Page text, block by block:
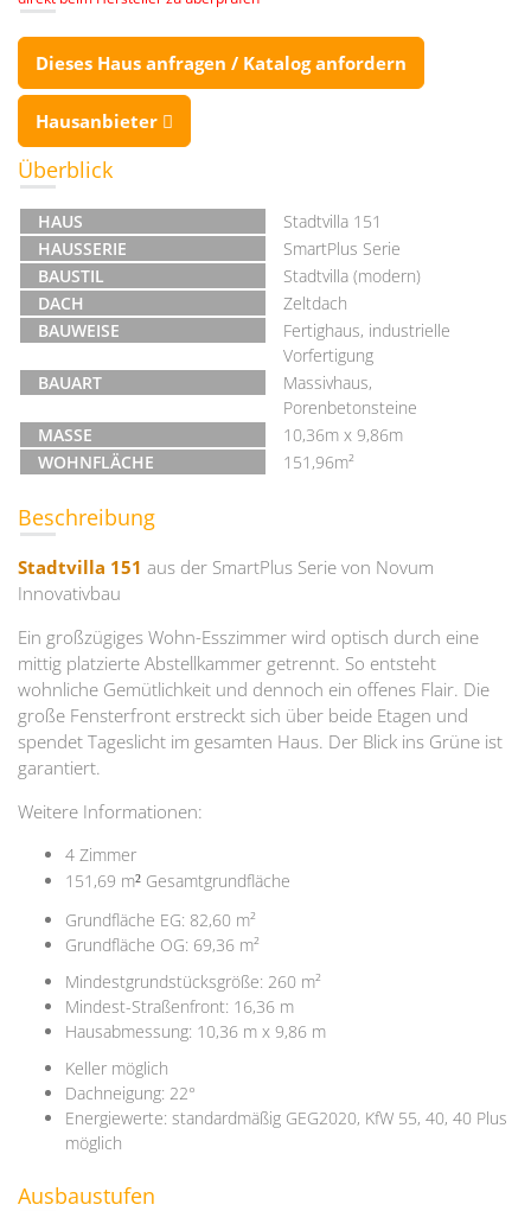
Dieses Haus anfragen / Katalog anfordern
Hausanbieter
Überblick
HAUS
Stadtvilla 151
HAUSSERIE
SmartPlus Serie
BAUSTIL
Stadtvilla (modern)
DACH
Zeltdach
BAUWEISE
Fertighaus, industrielle
Vorfertigung
BAUART
Massivhaus,
Porenbetonsteine
MASSE
10,36m x 9,86m
WOHNFLÄCHE
151,96m²
Beschreibung
Stadtvilla 151 aus der SmartPlus Serie von Novum
Innovativbau
Ein großzügiges Wohn-Esszimmer wird optisch durch eine
mittig platzierte Abstellkammer getrennt. So entsteht
wohnliche Gemütlichkeit und dennoch ein offenes Flair. Die
große Fensterfront erstreckt sich über beide Etagen und
spendet Tageslicht im gesamten Haus. Der Blick ins Grüne ist
garantiert.
Weitere Informationen:
4 Zimmer
151,69 m² Gesamtgrundfläche
Grundfläche EG: 82,60 m²
Grundfläche OG: 69,36 m²
Mindestgrundstücksgröße: 260 m²
Mindest-Straßenfront: 16,36 m
Hausabmessung: 10,36 m x 9,86 m
Keller möglich
Dachneigung: 22°
Energiewerte: standardmäßig GEG2020, KfW 55, 40, 40 Plus
möglich
Ausbaustufen